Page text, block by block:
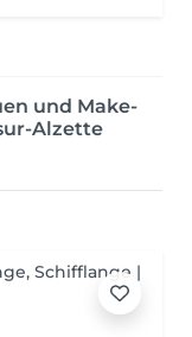
und Make-
Alzette